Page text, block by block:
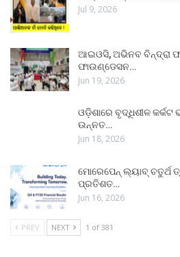
Jul 9, 2026
ଆଇଓସି, ଅଭିନବ ବିନ୍ଦ୍ରା
ଫାଉଣ୍ଡେସନ…
Jun 19, 2026
ଓଡ଼ିଶାରେ ବୃଦ୍ଧିଶୀଳ
ଉନ୍ନତ…
Jun 18, 2026
ମୋରେପେନ୍ ଲ୍ୟାବ୍ ଚତୁର୍ଥ
ପ୍ରତିଶତ…
Jun 16, 2026
PREV NEXT 1 of 381